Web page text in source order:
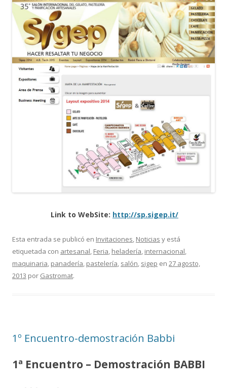
Link to WebSite: http://sp.sigep.it/
Esta entrada se publicó en Invitaciones, Noticias y está
etiquetada con artesanal, Feria, heladería, internacional,
maquinaria, panadería, pastelería, salón, sigep en 27 agosto,
2013 por Gastromat.
1º Encuentro-demostración Babbi
1ª Encuentro – Demostración BABBI